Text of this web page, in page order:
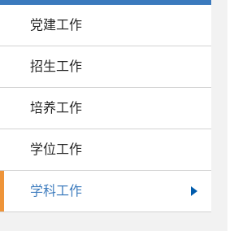
党建工作
招生工作
培养工作
学位工作
学科工作